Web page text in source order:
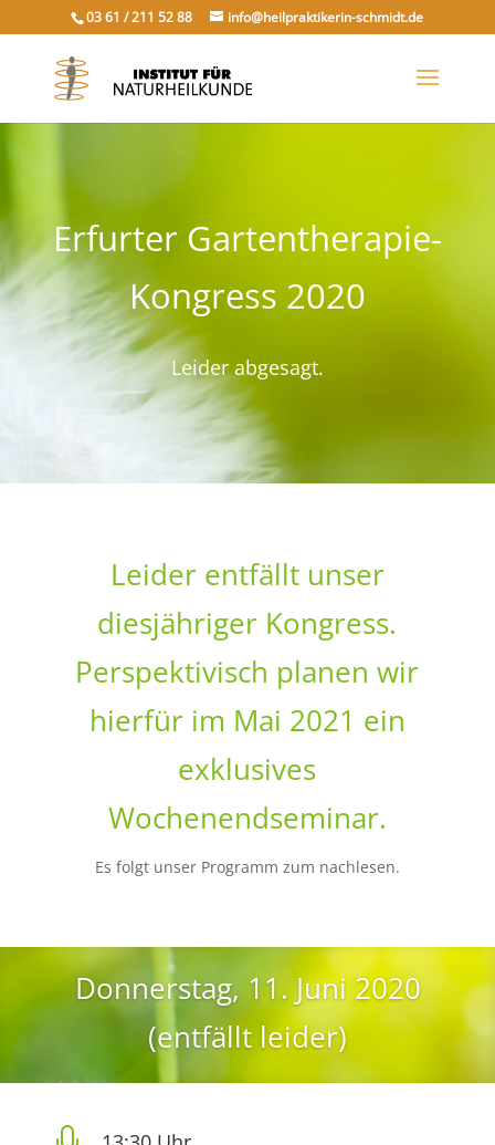
03 61 / 211 52 88 info@heilpraktikerin-schmidt.de
Erfurter Gartentherapie-
Kongress 2020
Leider abgesagt.
Leider entfällt unser
diesjähriger Kongress.
Perspektivisch planen wir
hierfür im Mai 2021 ein
exklusives
Wochenendseminar.
Es folgt unser Programm zum nachlesen.
Donnerstag, 11. Juni 2020
(entfällt leider)